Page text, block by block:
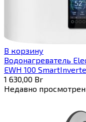
В корзину
Водонагреватель
EWH 100
1 630,00 Br
Недавно